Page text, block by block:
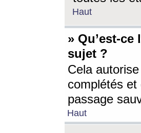
Haut
» Qu’est-
sujet ?
Cela
complétés
passage
Haut